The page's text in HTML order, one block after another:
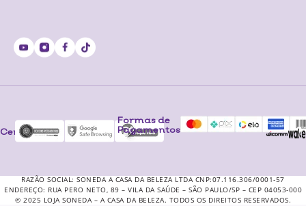
Certificados
Formas de
Pagamentos
RAZÃO SOCIAL: SONEDA A CASA DA BELEZA LTDA CNP:07.116.306/0001-57
ENDEREÇO: RUA PERO NETO, 89 – VILA DA SAÚDE – SÃO PAULO/SP – CEP 04053-000
© 2025 LOJA SONEDA – A CASA DA BELEZA. TODOS OS DIREITOS RESERVADOS.